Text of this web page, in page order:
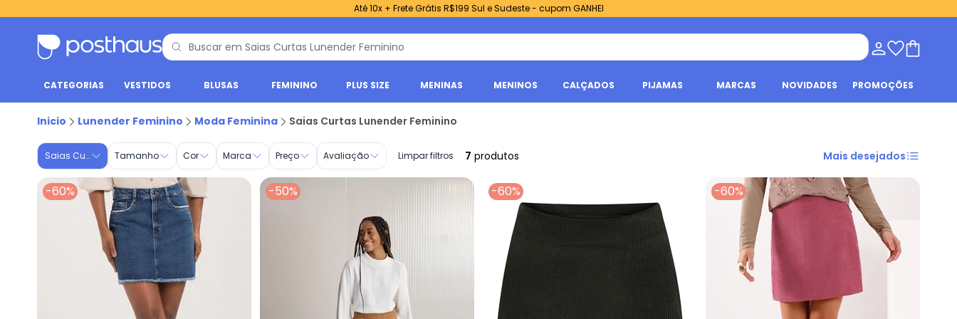
Até 10x + Frete Grátis R$199 Sul e Sudeste - cupom GANHEI
CATEGORIAS VESTIDOS BLUSAS FEMININO PLUS SIZE MENINAS MENINOS CALÇADOS PIJAMAS MARCAS NOVIDADES PROMOÇÕES
Inicio Lunender Feminino Moda Feminina Saias Curtas Lunender Feminino
Saias Curtas Tamanho Cor Marca Preço Avaliação Limpar filtros 7 produtos Mais desejados
-60% -50% -60% -60%